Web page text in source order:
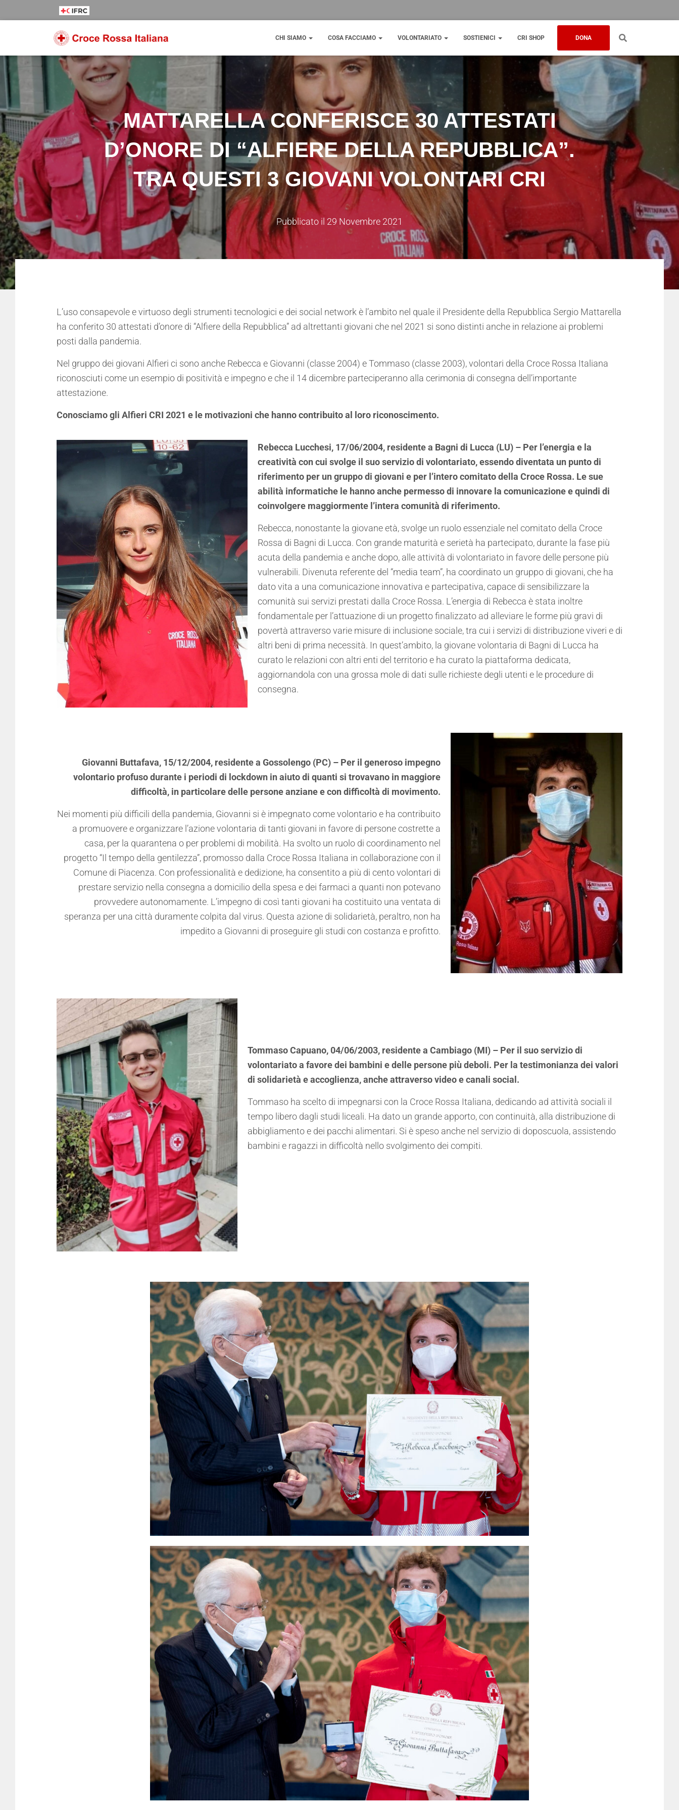
CHI SIAMO COSA FACCIAMO VOLONTARIATO SOSTIENICI CRI SHOP DONA
MATTARELLA CONFERISCE 30 ATTESTATI
D’ONORE DI “ALFIERE DELLA REPUBBLICA”.
TRA QUESTI 3 GIOVANI VOLONTARI CRI
Pubblicato il 29 Novembre 2021
L’uso consapevole e virtuoso degli strumenti tecnologici e dei social network è l’ambito nel quale il Presidente della Repubblica Sergio Mattarella
ha conferito 30 attestati d’onore di “Alfiere della Repubblica” ad altrettanti giovani che nel 2021 si sono distinti anche in relazione ai problemi
posti dalla pandemia.
Nel gruppo dei giovani Alfieri ci sono anche Rebecca e Giovanni (classe 2004) e Tommaso (classe 2003), volontari della Croce Rossa Italiana
riconosciuti come un esempio di positività e impegno e che il 14 dicembre parteciperanno alla cerimonia di consegna dell’importante
attestazione.
Conosciamo gli Alfieri CRI 2021 e le motivazioni che hanno contribuito al loro riconoscimento.
Rebecca Lucchesi, 17/06/2004, residente a Bagni di Lucca (LU) – Per l’energia e la
creatività con cui svolge il suo servizio di volontariato, essendo diventata un punto di
riferimento per un gruppo di giovani e per l’intero comitato della Croce Rossa. Le sue
abilità informatiche le hanno anche permesso di innovare la comunicazione e quindi di
coinvolgere maggiormente l’intera comunità di riferimento.
Rebecca, nonostante la giovane età, svolge un ruolo essenziale nel comitato della Croce
Rossa di Bagni di Lucca. Con grande maturità e serietà ha partecipato, durante la fase più
acuta della pandemia e anche dopo, alle attività di volontariato in favore delle persone più
vulnerabili. Divenuta referente del “media team”, ha coordinato un gruppo di giovani, che ha
dato vita a una comunicazione innovativa e partecipativa, capace di sensibilizzare la
comunità sui servizi prestati dalla Croce Rossa. L’energia di Rebecca è stata inoltre
fondamentale per l’attuazione di un progetto finalizzato ad alleviare le forme più gravi di
povertà attraverso varie misure di inclusione sociale, tra cui i servizi di distribuzione viveri e di
altri beni di prima necessità. In quest’ambito, la giovane volontaria di Bagni di Lucca ha
curato le relazioni con altri enti del territorio e ha curato la piattaforma dedicata,
aggiornandola con una grossa mole di dati sulle richieste degli utenti e le procedure di
consegna.
Giovanni Buttafava, 15/12/2004, residente a Gossolengo (PC) – Per il generoso impegno
volontario profuso durante i periodi di lockdown in aiuto di quanti si trovavano in maggiore
difficoltà, in particolare delle persone anziane e con difficoltà di movimento.
Nei momenti più difficili della pandemia, Giovanni si è impegnato come volontario e ha contribuito
a promuovere e organizzare l’azione volontaria di tanti giovani in favore di persone costrette a
casa, per la quarantena o per problemi di mobilità. Ha svolto un ruolo di coordinamento nel
progetto “Il tempo della gentilezza”, promosso dalla Croce Rossa Italiana in collaborazione con il
Comune di Piacenza. Con professionalità e dedizione, ha consentito a più di cento volontari di
prestare servizio nella consegna a domicilio della spesa e dei farmaci a quanti non potevano
provvedere autonomamente. L’impegno di così tanti giovani ha costituito una ventata di
speranza per una città duramente colpita dal virus. Questa azione di solidarietà, peraltro, non ha
impedito a Giovanni di proseguire gli studi con costanza e profitto.
Tommaso Capuano, 04/06/2003, residente a Cambiago (MI) – Per il suo servizio di
volontariato a favore dei bambini e delle persone più deboli. Per la testimonianza dei valori
di solidarietà e accoglienza, anche attraverso video e canali social.
Tommaso ha scelto di impegnarsi con la Croce Rossa Italiana, dedicando ad attività sociali il
tempo libero dagli studi liceali. Ha dato un grande apporto, con continuità, alla distribuzione di
abbigliamento e dei pacchi alimentari. Si è speso anche nel servizio di doposcuola, assistendo
bambini e ragazzi in difficoltà nello svolgimento dei compiti.